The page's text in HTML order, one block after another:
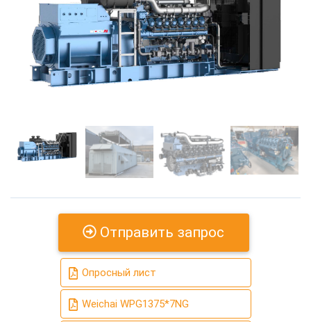
Previous
Отправить запрос
Опросный лист